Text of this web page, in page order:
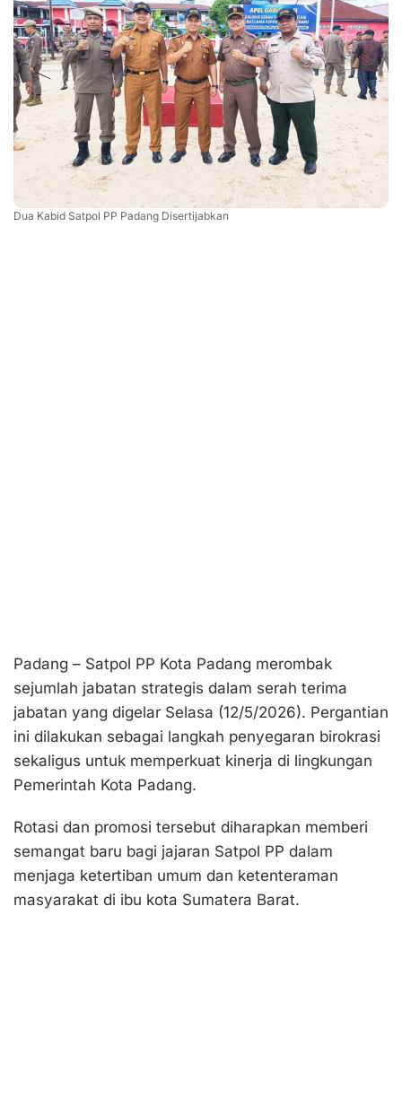
Dua Kabid Satpol PP Padang Disertijabkan
Padang – Satpol PP Kota Padang merombak
sejumlah jabatan strategis dalam serah terima
jabatan yang digelar Selasa (12/5/2026). Pergantian
ini dilakukan sebagai langkah penyegaran birokrasi
sekaligus untuk memperkuat kinerja di lingkungan
Pemerintah Kota Padang.
Rotasi dan promosi tersebut diharapkan memberi
semangat baru bagi jajaran Satpol PP dalam
menjaga ketertiban umum dan ketenteraman
masyarakat di ibu kota Sumatera Barat.